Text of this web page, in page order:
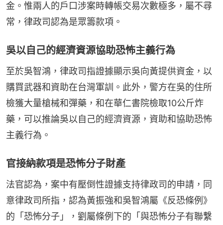
金。惟兩人的戶口涉案時轉帳交易次數極多，屬不尋
常，律政司認為是眾籌款項。
吳以自己的經濟資源協助恐怖主義行為
至於吳智鴻，律政司指證據顯示吳向黃提供資金，以
購買武器和資助在台灣軍訓。此外，警方在吳的住所
檢獲大量槍械和彈藥，和在華仁書院檢取10公斤炸
藥，可以推論吳以自己的經濟資源，資助和協助恐怖
主義行為。
官接納款項是恐怖分子財產
法官認為，案中有壓倒性證據支持律政司的申請，同
意律政司所指，認為黃振強和吳智鴻屬《反恐條例》
的「恐怖分子」，劉屬條例下的「與恐怖分子有聯繫